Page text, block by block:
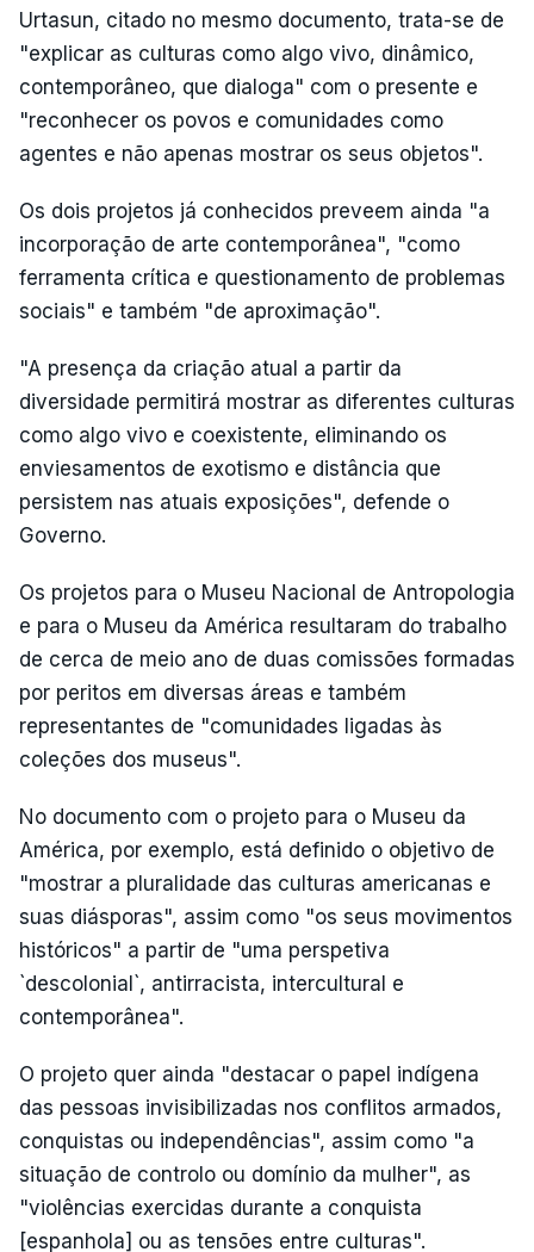
Urtasun, citado no mesmo documento, trata-se de
"explicar as culturas como algo vivo, dinâmico,
contemporâneo, que dialoga" com o presente e
"reconhecer os povos e comunidades como
agentes e não apenas mostrar os seus objetos".
Os dois projetos já conhecidos preveem ainda "a
incorporação de arte contemporânea", "como
ferramenta crítica e questionamento de problemas
sociais" e também "de aproximação".
"A presença da criação atual a partir da
diversidade permitirá mostrar as diferentes culturas
como algo vivo e coexistente, eliminando os
enviesamentos de exotismo e distância que
persistem nas atuais exposições", defende o
Governo.
Os projetos para o Museu Nacional de Antropologia
e para o Museu da América resultaram do trabalho
de cerca de meio ano de duas comissões formadas
por peritos em diversas áreas e também
representantes de "comunidades ligadas às
coleções dos museus".
No documento com o projeto para o Museu da
América, por exemplo, está definido o objetivo de
"mostrar a pluralidade das culturas americanas e
suas diásporas", assim como "os seus movimentos
históricos" a partir de "uma perspetiva
`descolonial`, antirracista, intercultural e
contemporânea".
O projeto quer ainda "destacar o papel indígena
das pessoas invisibilizadas nos conflitos armados,
conquistas ou independências", assim como "a
situação de controlo ou domínio da mulher", as
"violências exercidas durante a conquista
[espanhola] ou as tensões entre culturas".